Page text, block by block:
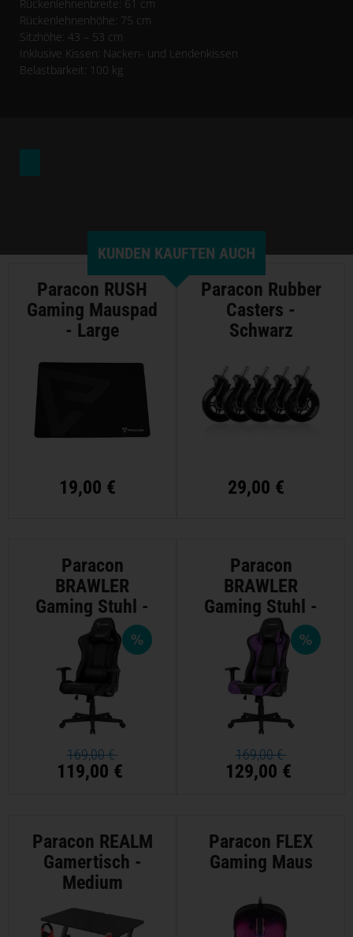
Rückenlehnenbreite: 61 cm
Rückenlehnenhöhe: 75 cm
Sitzhöhe: 43 – 53 cm
Inklusive Kissen: Nacken- und Lendenkissen
Belastbarkeit: 100 kg
KUNDEN KAUFTEN AUCH
Paracon RUSH
Gaming Mauspad
- Large
19,00 €
Paracon Rubber
Casters -
Schwarz
29,00 €
Paracon
BRAWLER
Gaming Stuhl -
Schwarz
169,00 €
119,00 €
Paracon
BRAWLER
Gaming Stuhl -
Lila
169,00 €
129,00 €
Paracon REALM
Gamertisch -
Medium
Paracon FLEX
Gaming Maus